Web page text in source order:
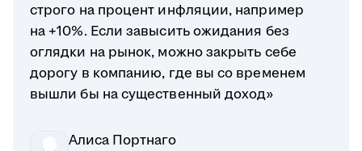
строго на процент инфляции, например
на +10%. Если завысить ожидания без
оглядки на рынок, можно закрыть себе
дорогу в компанию, где вы со временем
вышли бы на существенный доход»
Алиса Портнаго